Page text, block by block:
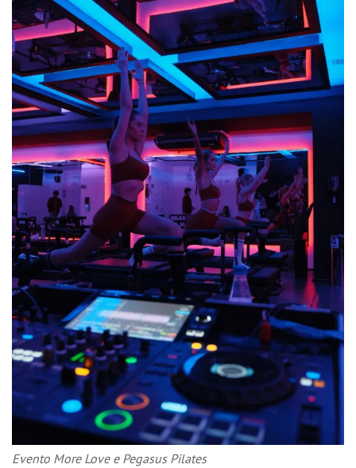
Evento More Love e Pegasus Pilates